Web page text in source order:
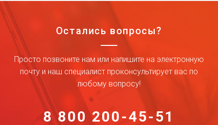
Остались вопросы?
Просто позвоните нам или напишите на электронную
почту и наш специалист проконсультирует вас по
любому вопросу!
8 800 200-45-51